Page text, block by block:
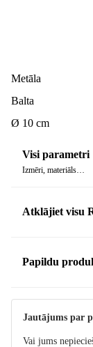
Metāla
Balta
Ø 10 cm
Visi parametri
Izmēri, materiāls…
Atklājiet visu
Papildu
Jautājums par
Vai jums